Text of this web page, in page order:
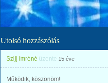
Utolsó hozzászólás
Szijj Imréné üzente 15 éve
Működik, köszönöm!